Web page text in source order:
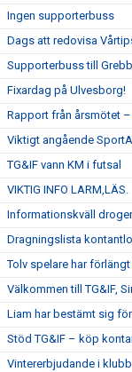
Ingen supporterbuss
Dags att redovisa
Supporterbuss till
Fixardag på Ulvesborg!
Rapport från årsmötet
Viktigt angående
TG&IF vann KM i futsal
VIKTIG INFO LARM,LÄS.
Informationskväll droger
Dragningslista
Tolv spelare har
Välkommen till TG&IF,
Liam har bestämt sig för
Stöd TG&IF – köp
Vintererbjudande i